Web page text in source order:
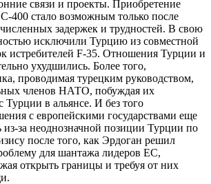
связи и проекты. Приобретение
400 стало возможным только после
задержек и трудностей. В свою
исключили Турцию из совместной
истребителей F-35. Отношения Турции и
ухудшились. Более того,
проводимая турецким руководством,
членов НАТО, побуждая их
Турции в альянсе. И без того
с европейскими государствами еще
за неоднозначной позиции Турции по
после того, как Эрдоган решил
для шантажа лидеров ЕС,
открыть границы и требуя от них